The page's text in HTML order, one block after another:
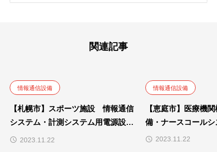
関連記事
情報通信設備
【札幌市】スポーツ施設 情報通信
システム・計測システム用電源設備
の保全業務
2023.11.22
情報通信設備
【恵庭市】医療機
備・ナースコール
2023.11.22